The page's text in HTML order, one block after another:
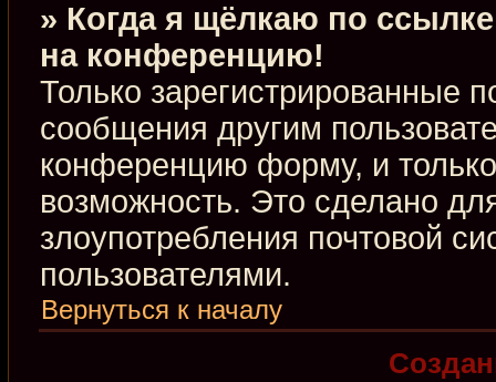
» Когда я щёлкаю по
на конференцию!
Только зарегистрированные
сообщения другим
конференцию форму, и
возможность. Это сделано
злоупотребления почтовой
пользователями.
Вернуться к началу